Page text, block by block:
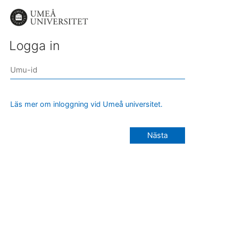
Logga in
Läs mer om inloggning vid Umeå universitet.
Nästa